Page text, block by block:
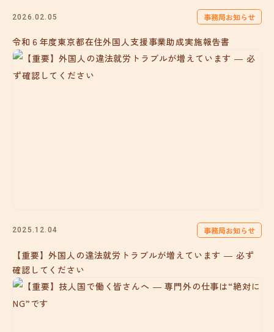
2026.02.05 事務局お知らせ
令和６年度東京都在住外国人支援事業助成実施報告書
2025.12.04 事務局お知らせ
【重要】外国人の違法就労トラブルが増えています ― 必ず
確認してください